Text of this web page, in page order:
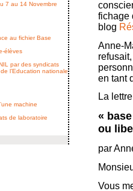
fichage
blog
Anne-
en tant
La
«
ou
par
Vous
7 au 14 Novembre
au fichier Base
élèves
par des syndicats
l’Education nationale
machine
de laboratoire